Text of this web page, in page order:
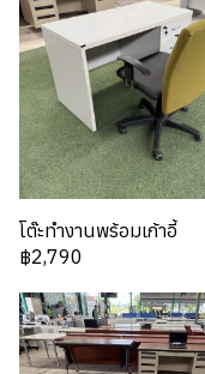
โต๊ะทำงานพร้อมเก้าอี้
฿2,790